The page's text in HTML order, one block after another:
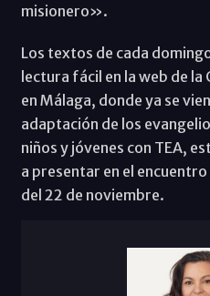
misionero».
Los textos de cada
lectura fácil en la web de
en Málaga, donde ya se
adaptación de los
niños y jóvenes con TEA,
a presentar en el
del 22 de noviembre.